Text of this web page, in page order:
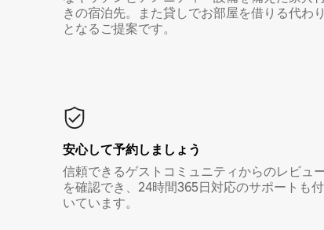
きの宿泊先。また貸しでお部屋を借りる代わり
となるご提案です。
安心して予約しましょう
信頼できるゲストコミュニティからのレビュ
を確認でき、24時間365日対応のサポートも付
いています。